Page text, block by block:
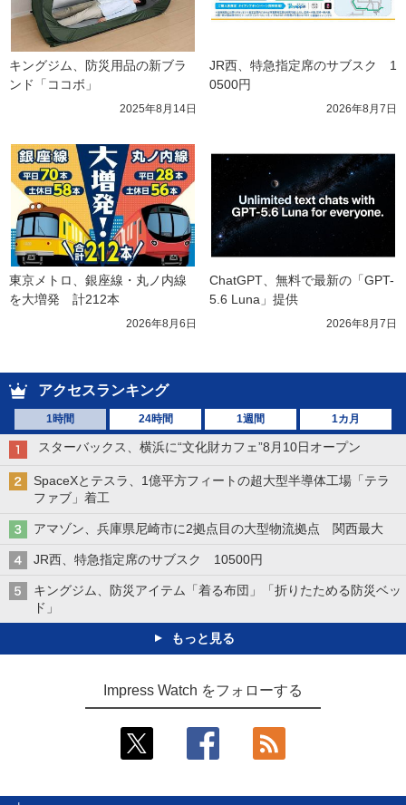
キングジム、防災用品の新ブラ
ンド「ココボ」
2025年8月14日
JR西、特急指定席のサブスク　1
0500円
2026年8月7日
東京メトロ、銀座線・丸ノ内線
を大増発　計212本
2026年8月6日
ChatGPT、無料で最新の「GPT-
5.6 Luna」提供
2026年8月7日
アクセスランキング
1時間 24時間 1週間 1カ月
スターバックス、横浜に“文化財カフェ”8月10日オープン
SpaceXとテスラ、1億平方フィートの超大型半導体工場「テラ
ファブ」着工
アマゾン、兵庫県尼崎市に2拠点目の大型物流拠点 関西最大
JR西、特急指定席のサブスク 10500円
キングジム、防災アイテム「着る布団」「折りたためる防災ベッ
ド」
もっと見る
Impress Watch をフォローする